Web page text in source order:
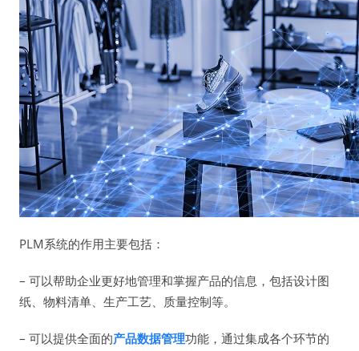
PLM系统的作用主要包括：
– 可以帮助企业更好地管理和掌握产品的信息，包括设计图
纸、物料清单、生产工艺、质量控制等。
– 可以提供全面的产品数据管理功能，通过集成各个环节的